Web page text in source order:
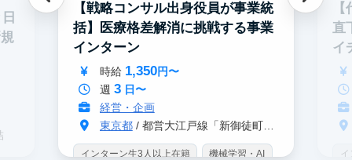
【戦略コンサル出身役員が事業統
括】医療格差解消に挑戦する事業
インターン
時給 1,350円〜
週 3日〜
経営・企画
東京都/ 都営大江戸線「新御徒町駅」 A4出口 徒歩3分
インターン生3人以上在籍 機械学習・AI
直
イ
ン